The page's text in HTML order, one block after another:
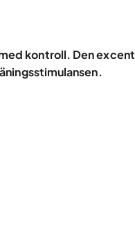
kontroll. Den